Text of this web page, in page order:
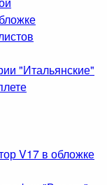
"Итальянские"
V17 в обложке